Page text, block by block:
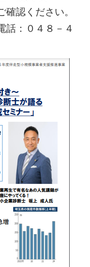
確認ください。
話：０４８－４